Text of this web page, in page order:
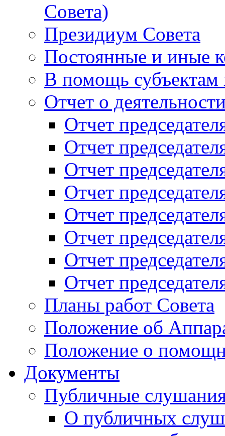
Совета)
Президиум Совета
Постоянные и иные
В помощь субъектам
Отчет о
Отчет
Отчет
Отчет
Отчет
Отчет
Отчет
Отчет
Отчет
Планы работ Совета
Положение об
Положение о
Документы
Публичные
О публичных